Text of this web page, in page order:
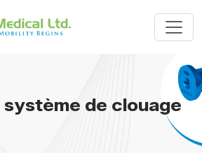
système de clouage